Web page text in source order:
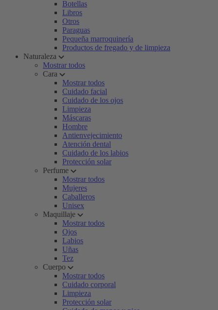
Botellas
Libros
Otros
Paraguas
Pequeña marroquinería
Productos de fregado y de limpieza
Naturaleza
Mostrar todos
Cara
Mostrar todos
Cuidado facial
Cuidado de los ojos
Limpieza
Máscaras
Hombre
Antienvejecimiento
Atención dental
Cuidado de los labios
Protección solar
Perfume
Mostrar todos
Mujeres
Caballeros
Unisex
Maquillaje
Mostrar todos
Ojos
Labios
Uñas
Tez
Cuerpo
Mostrar todos
Cuidado corporal
Limpieza
Protección solar